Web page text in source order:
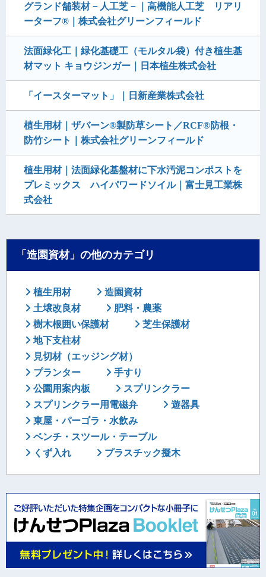
グランド舗装材－人工芝－｜高機能人工芝 リアリ
ーターフ®｜株式会社グリーンフィールド
法面緑化工｜緑化基礎工（モルタル袋）付き植生基
材マット キョウジンガー｜日本植生株式会社
「イースターマット」｜日新産業株式会社
植生用材｜ザバーン®製防草シート／RCF®防根・
防竹シート｜株式会社グリーンフィールド
植生用材｜法面緑化基盤材に下水汚泥コンポストを
プレミックス ハイパワードソイル｜富士見工業株
式会社
「造園資材」の他のカテゴリ
植生用材
造園資材
土壌改良材
肥料・農薬
樹木根囲い保護材
芝生保護材
地下支柱材
見切材（エッジング材）
プランター
手すり
公園用案内板
スプリンクラー
スプリンクラー用電磁弁
遊器具
東屋・パーゴラ・水飲み
ベンチ・スツール・テーブル
くず入れ
プラスチック擬木